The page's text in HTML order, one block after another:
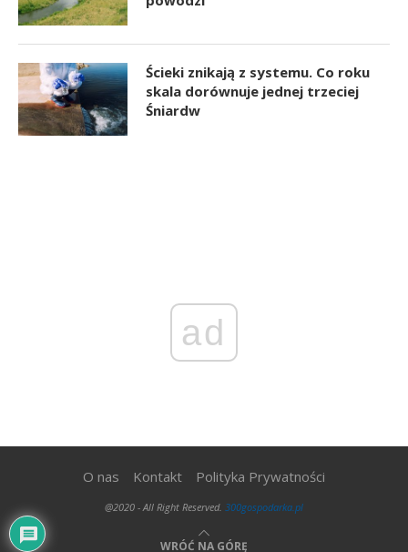
Ścieki znikają z systemu. Co roku
skala dorównuje jednej trzeciej
Śniardw
ad
O nas Kontakt Polityka Prywatności
@2020 - All Right Reserved. 300gospodarka.pl
WRÓĆ NA GÓRĘ